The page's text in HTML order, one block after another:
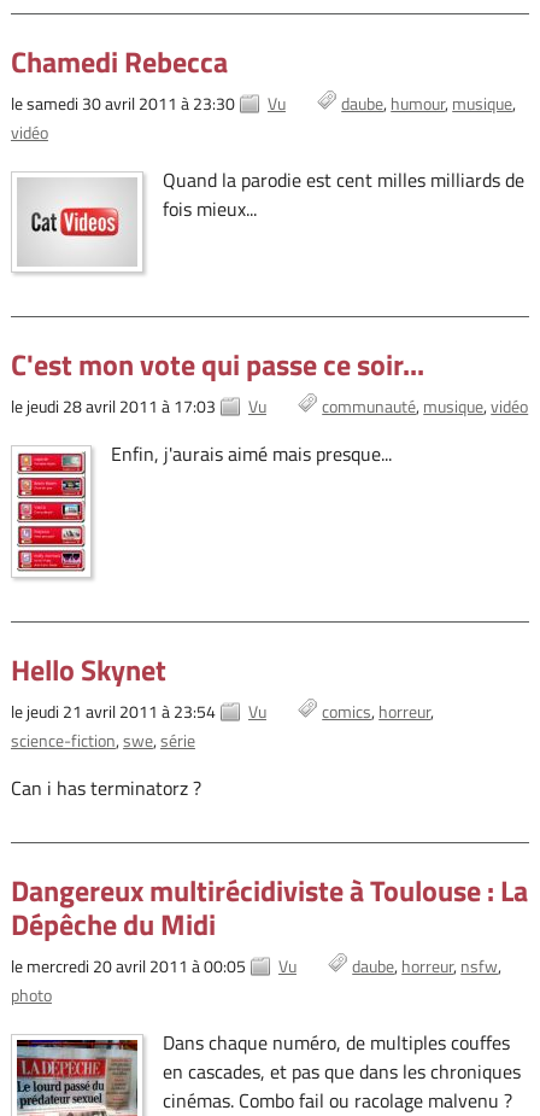
Chamedi Rebecca
le samedi 30 avril 2011 à 23:30 Vu daube humour musique
vidéo
Quand la parodie est cent milles milliards de
fois mieux...
C'est mon vote qui passe ce soir...
le jeudi 28 avril 2011 à 17:03 Vu communauté musique vidéo
Enfin, j'aurais aimé mais presque...
Hello Skynet
le jeudi 21 avril 2011 à 23:54 Vu comics horreur
science-fiction swe série
Can i has terminatorz ?
Dangereux multirécidiviste à Toulouse : La
Dépêche du Midi
le mercredi 20 avril 2011 à 00:05 Vu daube horreur nsfw
photo
Dans chaque numéro, de multiples couffes
en cascades, et pas que dans les chroniques
cinémas. Combo fail ou racolage malvenu ?